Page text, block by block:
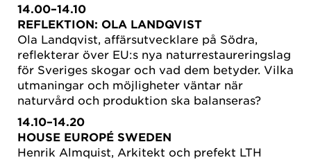
14.00–14.10
REFLEKTION: OLA LANDQVIST
Ola Landqvist, affärsutvecklare på Södra,
reflekterar över EU:s nya naturrestaureringslag
för Sveriges skogar och vad dem betyder. Vilka
utmaningar och möjligheter väntar när
naturvård och produktion ska balanseras?
14.10–14.20
HOUSE EUROPÉ SWEDEN
Henrik Almquist, Arkitekt och prefekt LTH